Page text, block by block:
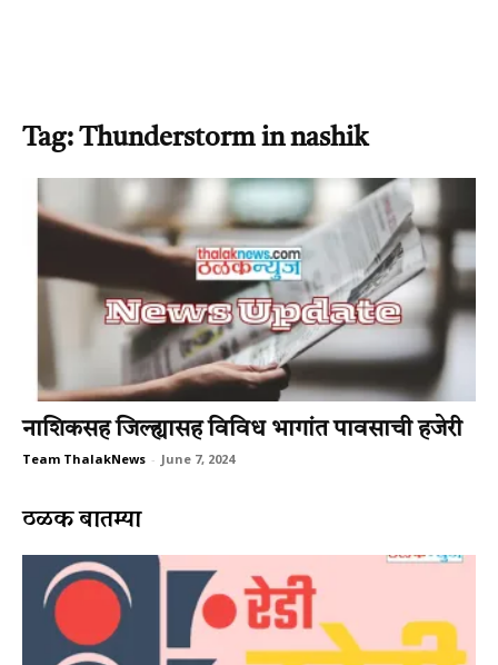
Tag: Thunderstorm in nashik
नाशिकसह जिल्ह्यासह विविध भागांत पावसाची हजेरी
Team ThalakNews - June 7, 2024
ठळक बातम्या